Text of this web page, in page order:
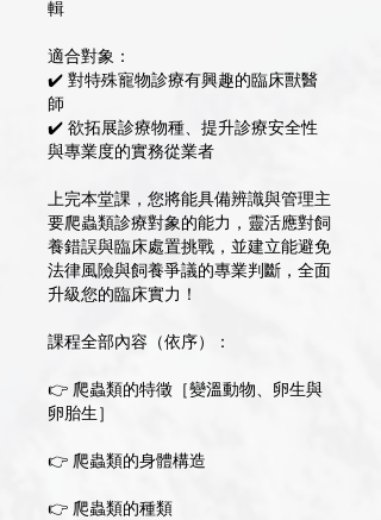
輯
適合對象：
✔️ 對特殊寵物診療有興趣的臨床獸醫
師
✔️ 欲拓展診療物種、提升診療安全性
與專業度的實務從業者
上完本堂課，您將能具備辨識與管理主
要爬蟲類診療對象的能力，靈活應對飼
養錯誤與臨床處置挑戰，並建立能避免
法律風險與飼養爭議的專業判斷，全面
升級您的臨床實力！
課程全部內容（依序）：
👉 爬蟲類的特徵［變溫動物、卵生與
卵胎生］
👉 爬蟲類的身體構造
👉 爬蟲類的種類